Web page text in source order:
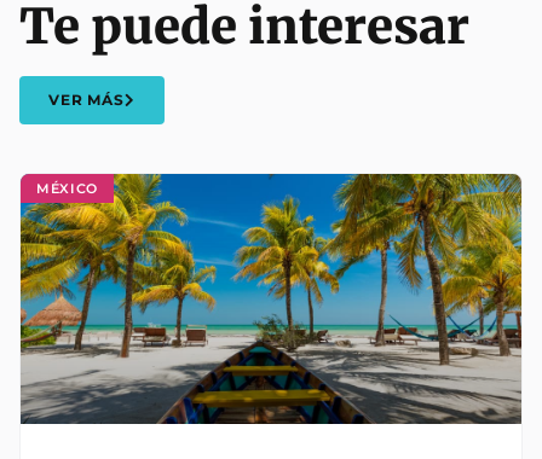
MÉXICO
Te puede interesar
VER MÁS